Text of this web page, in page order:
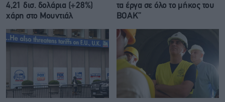
4,21 δισ. δολάρια (+28%)
χάρη στο Μουντιάλ
τα έργα σε όλο το μήκος του
ΒΟΑΚ”